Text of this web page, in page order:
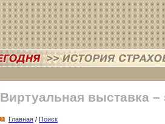
Виртуальная выставка –
Главная / Поиск